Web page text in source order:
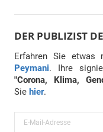
DER PUBLIZIST
Erfahren Sie etwas
Peymani. Ihre
"Corona, Klima,
Sie hier.